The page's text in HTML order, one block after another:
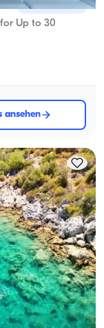
Neues Boot
for Up to 30
ansehen